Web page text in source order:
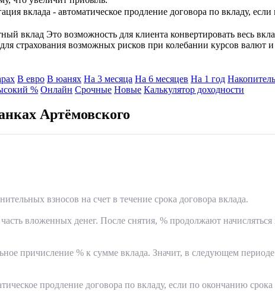
вклада - автоматическое продление договора по вкладу,
вклад Это возможность для клиента конвертировать весь
страхования возможных рисков при колебании курсов валют
В евро В юанях На 3 месяца На 6 месяцев На 1 год
% Онлайн Срочные Новые Калькулятор доходности
Артёмовского
взносов на счет в течение срока договора вклада.
вложенных денег. После снятия, % продолжают
причисление % к сумме вклада. Значит, в следующем
продление договора по вкладу, если по окончанию